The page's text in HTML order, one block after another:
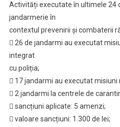
Activități executate în ultimele 24
jandarmerie în
contextul prevenirii și combaterii
 26 de jandarmi au executat
integrat
cu poliția;
 17 jandarmi au executat
 2 jandarmi la centrele de
 sancțiuni aplicate: 5 amenzi;
 valoare sancțiuni: 1.300 de lei;